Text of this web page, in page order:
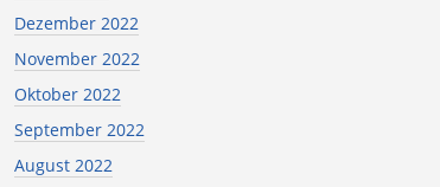
Dezember 2022
November 2022
Oktober 2022
September 2022
August 2022